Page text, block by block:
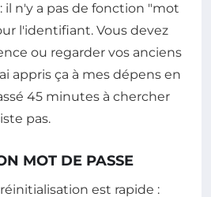
il n'y a pas de fonction "mot
l'identifiant. Vous devez
ou regarder vos anciens
appris ça à mes dépens en
45 minutes à chercher
pas.
MOT DE PASSE
est rapide :